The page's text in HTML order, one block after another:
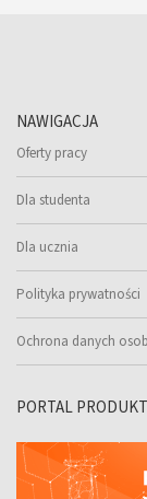
NAWIGACJA
Oferty pracy
Dla studenta
Dla ucznia
Polityka prywatności
Ochrona danych
PORTAL